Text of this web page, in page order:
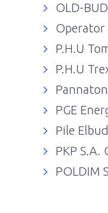
OLD-
Operator
P.H.U
P.H.U
PGE
Pile
PKP S.A.
POLDIM